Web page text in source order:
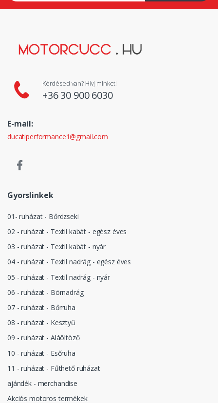
Kérdésed van? Hívj minket!
+36 30 900 6030
E-mail:
ducatiperformance1@gmail.com
Gyorslinkek
01- ruházat - Bőrdzseki
02 - ruházat - Textil kabát - egész éves
03 - ruházat - Textil kabát - nyár
04 - ruházat - Textil nadrág - egész éves
05 - ruházat - Textil nadrág - nyár
06 - ruházat - Börnadrág
07 - ruházat - Bőrruha
08 - ruházat - Kesztyű
09 - ruházat - Aláöltöző
10 - ruházat - Esőruha
11 - ruházat - Fűthető ruházat
ajándék - merchandise
Akciós motoros termékek